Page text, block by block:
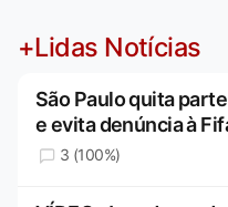
+Lidas Notícias
São Paulo quita
e evita denúncia à
3 (100%)